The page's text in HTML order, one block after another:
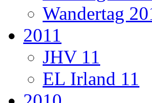
Wandertag
2011
JHV 11
EL Irland 11